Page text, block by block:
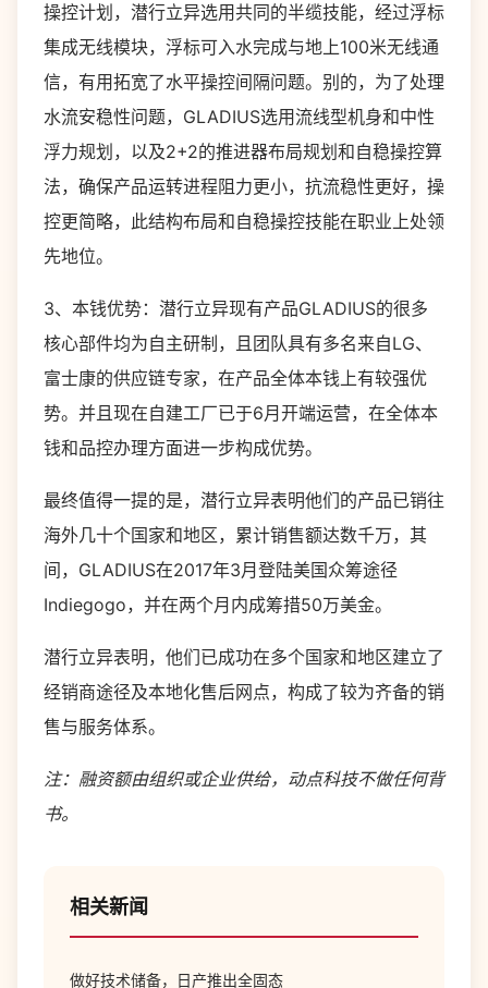
操控计划，潜行立异选用共同的半缆技能，经过浮标
集成无线模块，浮标可入水完成与地上100米无线通
信，有用拓宽了水平操控间隔问题。别的，为了处理
水流安稳性问题，GLADIUS选用流线型机身和中性
浮力规划，以及2+2的推进器布局规划和自稳操控算
法，确保产品运转进程阻力更小，抗流稳性更好，操
控更简略，此结构布局和自稳操控技能在职业上处领
先地位。
3、本钱优势：潜行立异现有产品GLADIUS的很多
核心部件均为自主研制，且团队具有多名来自LG、
富士康的供应链专家，在产品全体本钱上有较强优
势。并且现在自建工厂已于6月开端运营，在全体本
钱和品控办理方面进一步构成优势。
最终值得一提的是，潜行立异表明他们的产品已销往
海外几十个国家和地区，累计销售额达数千万，其
间，GLADIUS在2017年3月登陆美国众筹途径
Indiegogo，并在两个月内成筹措50万美金。
潜行立异表明，他们已成功在多个国家和地区建立了
经销商途径及本地化售后网点，构成了较为齐备的销
售与服务体系。
注：融资额由组织或企业供给，动点科技不做任何背
书。
相关新闻
做好技术储备，日产推出全固态